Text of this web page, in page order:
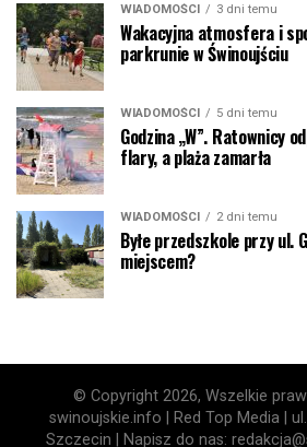
WIADOMOŚCI 3 dni temu
Wakacyjna atmosfera i
parkrunie w Świnoujściu
WIADOMOŚCI 5 dni temu
Godzina „W”. Ratownicy
flary, a plaża zamarła
WIADOMOŚCI 2 dni temu
Byłe przedszkole przy ul.
miejscem?
© Copyright 2026, Wszelkie
swinoujskie.info | Red Top Media |
Szczecin | Napisz do nas: